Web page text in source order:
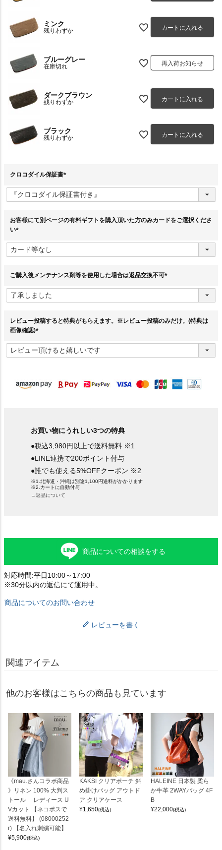
ミンク
残りわずか カートに入れる
ブルーグレー
在庫切れ 再入荷お知らせ
ダークブラウン
残りわずか カートに入れる
ブラック
残りわずか カートに入れる
クロコダイル保証書
必
須
お客様にて別ページの有料ギフトを購入頂いた方のみカードをご選択くださ
い
必
須
ご購入後メンテナンス剤等を使用した場合は返品交換不可
須
レビュー投稿すると特典がもらえます。※レビュー投稿のみだけ。(特典は
画像確認)
必
須
お買い物にうれしい3つの特典
●税込3,980円以上で送料無料 ※1
●LINE連携で200ポイント付与
●誰でも使える5%OFFクーポン ※2
※1.北海道・沖縄は別途1,100円送料がかかります
※2.カートに自動付与
→返品について
商品についての相談をする
対応時間:平日10:00～17:00
※30分以内の返信にて運用中。
商品についてのお問い合わせ
レビューを書く
関連アイテム
他のお客様はこちらの商品も見ています
《mau.さんコラボ商品
》リネン 100% 大判ス
トール レディース U
Vカット 【ネコポスで
送料無料】 (08000252
r) 【名入れ刺繍可能】
¥5,900(税込)
KAKSI クリアポーチ 斜
め掛けバッグ アウトド
ア クリアケース
¥1,650(税込)
HALEINE 日本製 柔ら
か牛革 2WAYバッグ 4F
B
¥22,000(税込)